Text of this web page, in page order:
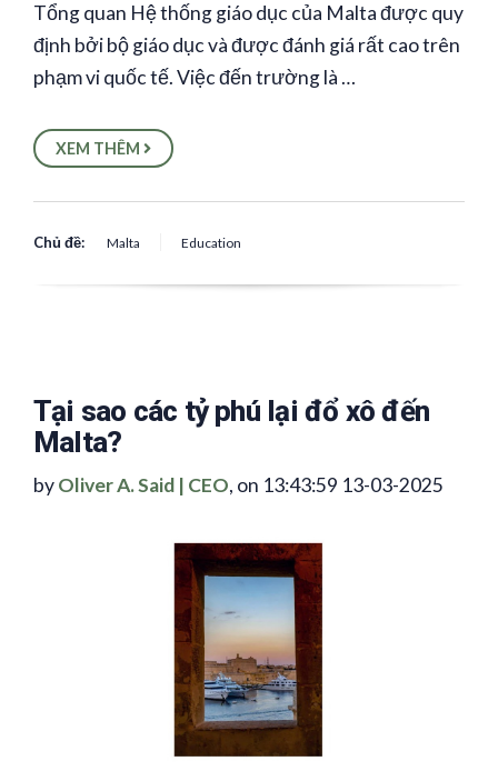
Tổng quan Hệ thống giáo dục của Malta được quy
định bởi bộ giáo dục và được đánh giá rất cao trên
phạm vi quốc tế. Việc đến trường là …
XEM THÊM
Chủ đề: Malta Education
Tại sao các tỷ phú lại đổ xô đến
Malta?
byOliver A. Said | CEO, on 13:43:59 13-03-2025